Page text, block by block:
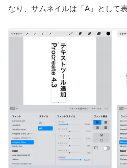
なり、サムネイルは「A」として